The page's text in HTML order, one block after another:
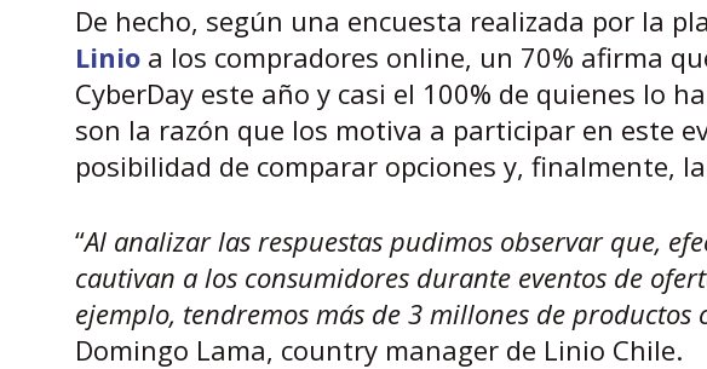
De hecho, según una encuesta realizada por la
Linio a los compradores online, un 70% afirma
CyberDay este año y casi el 100% de quienes lo
son la razón que los motiva a participar en este
posibilidad de comparar opciones y, finalmente,
“Al analizar las respuestas pudimos observar que,
cautivan a los consumidores durante eventos de
ejemplo, tendremos más de 3 millones de productos
Domingo Lama, country manager de Linio Chile.